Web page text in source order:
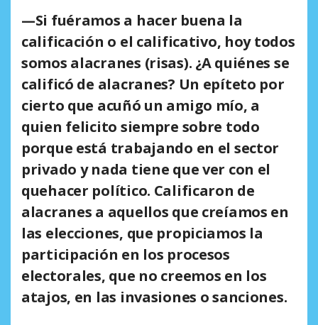
—Si fuéramos a hacer buena la
calificación o el calificativo, hoy todos
somos alacranes (risas). ¿A quiénes se
calificó de alacranes? Un epíteto por
cierto que acuñó un amigo mío, a
quien felicito siempre sobre todo
porque está trabajando en el sector
privado y nada tiene que ver con el
quehacer político. Calificaron de
alacranes a aquellos que creíamos en
las elecciones, que propiciamos la
participación en los procesos
electorales, que no creemos en los
atajos, en las invasiones o sanciones.